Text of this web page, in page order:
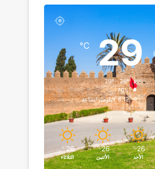
29
℃
29º - 26º
70%
4.12 كيلومتر/ساعة
26
℃
الأحد
26
℃
الأثنين
26
℃
الثلاثاء